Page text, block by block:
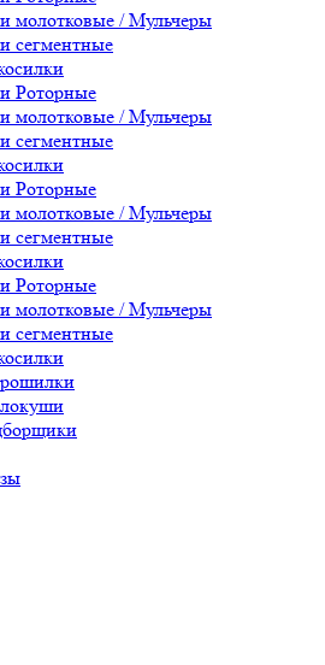
молотковые / Мульчеры
сегментные
Роторные
молотковые / Мульчеры
сегментные
Роторные
молотковые / Мульчеры
сегментные
Роторные
молотковые / Мульчеры
сегментные